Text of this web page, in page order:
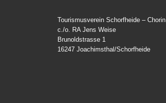
Tourismusverein Schorfheide – Chorin
c./o. RA Jens Weise
Brunoldstrasse 1
16247 Joachimsthal/Schorfheide